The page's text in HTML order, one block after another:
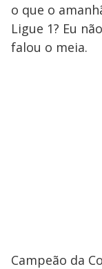
o que o
Ligue 1? Eu
falou o meia.
Campeão da